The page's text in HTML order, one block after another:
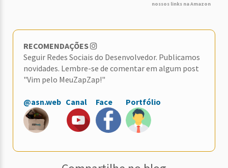
nossos links na Amazon
RECOMENDAÇÕES
Seguir Redes Sociais do Desenvolvedor. Publicamos
novidades. Lembre-se de comentar em algum post
"Vim pelo MeuZapZap!"
@asn.web Canal Face Portfólio